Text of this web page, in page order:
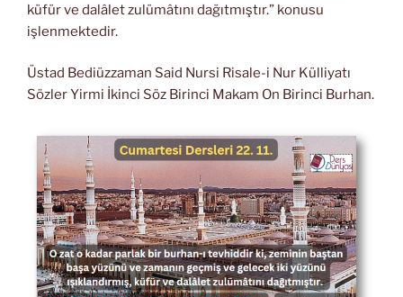
küfür ve dalâlet zulümâtını dağıtmıştır.” konusu
işlenmektedir.
Üstad Bediüzzaman Said Nursi Risale-i Nur Külliyatı
Sözler Yirmi İkinci Söz Birinci Makam On Birinci Burhan.